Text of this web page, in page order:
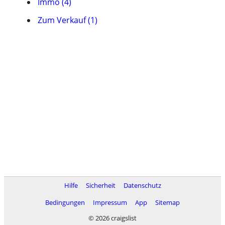
Zum Verkauf (1)
Hilfe Sicherheit
Datenschutz
Bedingungen
Impressum App
Sitemap
© 2026 craigslist